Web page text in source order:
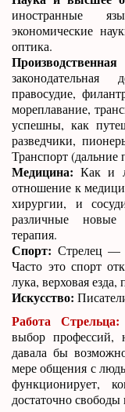
иностранные
экономические
оптика.
законодательная
правосудие,
мореплавание,
успешны, как
разведчики,
Транспорт (дальние
Медицина: Как и
отношение к
хирургии, и
различные новые
терапия.
Спорт: Стрелец —
Часто это спорт
лука, верховая
Искусство:
Работа Стрельца:
выбор профессий,
давала бы
мере общения с
функционирует,
достаточно свободы